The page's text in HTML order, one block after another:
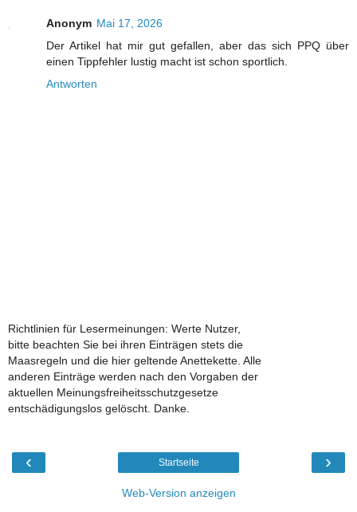
Anonym Mai 17, 2026
Der Artikel hat mir gut gefallen, aber das sich PPQ über
einen Tippfehler lustig macht ist schon sportlich.
Antworten
Richtlinien für Lesermeinungen: Werte Nutzer,
bitte beachten Sie bei ihren Einträgen stets die
Maasregeln und die hier geltende Anettekette. Alle
anderen Einträge werden nach den Vorgaben der
aktuellen Meinungsfreiheitsschutzgesetze
entschädigungslos gelöscht. Danke.
‹ ›
Startseite
Web-Version anzeigen